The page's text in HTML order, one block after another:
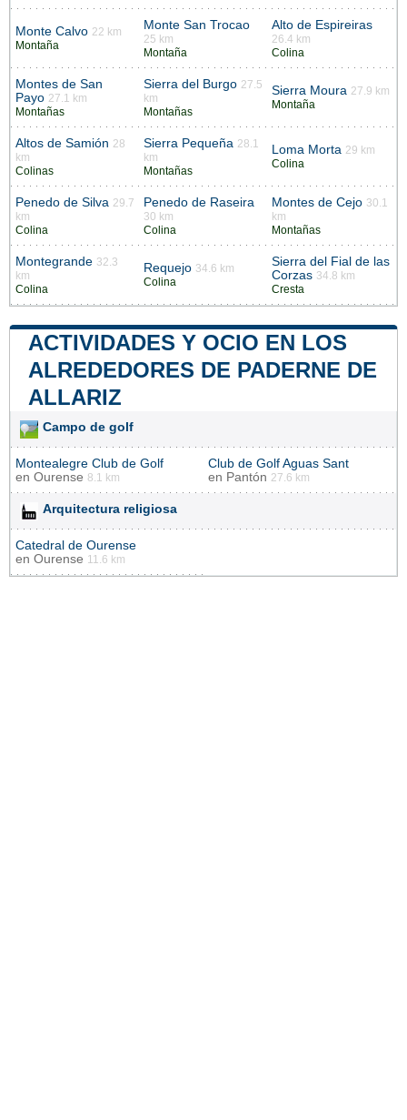
Monte Calvo 22 km
Montaña
Monte San Trocao
25 km
Montaña
Alto de Espireiras
26.4 km
Colina
Montes de San
Payo 27.1 km
Montañas
Sierra del Burgo 27.5
km
Montañas
Sierra Moura 27.9 km
Montaña
Altos de Samión 28
km
Colinas
Sierra Pequeña 28.1
km
Montañas
Loma Morta 29 km
Colina
Penedo de Silva 29.7
km
Colina
Penedo de Raseira
30 km
Colina
Montes de Cejo 30.1
km
Montañas
Montegrande 32.3
km
Colina
Requejo 34.6 km
Colina
Sierra del Fial de las
Corzas 34.8 km
Cresta
ACTIVIDADES Y OCIO EN LOS
ALREDEDORES DE PADERNE DE
ALLARIZ
Campo de golf
Montealegre Club de Golf
en Ourense 8.1 km
Club de Golf Aguas Sant
en Pantón 27.6 km
Arquitectura religiosa
Catedral de Ourense
en Ourense 11.6 km